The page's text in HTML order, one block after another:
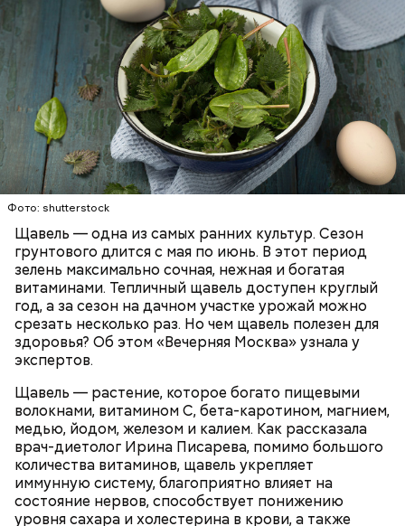
Фото: shutterstock
Щавель — одна из самых ранних культур. Сезон
грунтового длится с мая по июнь. В этот период
зелень максимально сочная, нежная и богатая
витаминами. Тепличный щавель доступен круглый
год, а за сезон на дачном участке урожай можно
срезать несколько раз. Но чем щавель полезен для
здоровья? Об этом «Вечерняя Москва» узнала у
экспертов.
Щавель — растение, которое богато пищевыми
волокнами, витамином С, бета-каротином, магнием,
медью, йодом, железом и калием. Как рассказала
врач-диетолог Ирина Писарева, помимо большого
количества витаминов, щавель укрепляет
иммунную систему, благоприятно влияет на
состояние нервов, способствует понижению
уровня сахара и холестерина в крови, а также
Опасность же щавеля состоит в том, что он
содержит большое количество щавелевой кислоты,
которая может способствовать образованию
ЗДОРОВЬЕ ВРАЧИ
РАСТЕНИЯ
ПРОДУКТЫ